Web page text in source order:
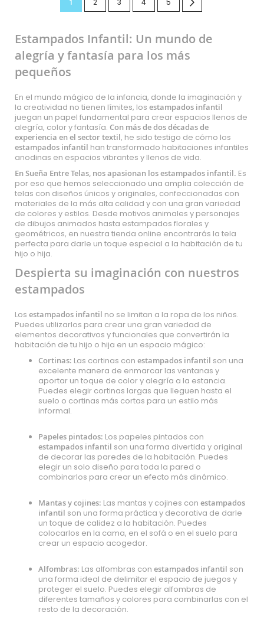
leyendo
página
1 2 3 4 5
Estampados Infantil: Un mundo de
alegría y fantasía para los más
pequeños
En el mundo mágico de la infancia, donde la imaginación y
la creatividad no tienen límites, los estampados infantil
juegan un papel fundamental para crear espacios llenos de
alegría, color y fantasía. Con más de dos décadas de
experiencia en el sector textil, he sido testigo de cómo los
estampados infantil han transformado habitaciones infantiles
anodinas en espacios vibrantes y llenos de vida.
En Sueña Entre Telas, nos apasionan los estampados infantil. Es
por eso que hemos seleccionado una amplia colección de
telas con diseños únicos y originales, confeccionadas con
materiales de la más alta calidad y con una gran variedad
de colores y estilos. Desde motivos animales y personajes
de dibujos animados hasta estampados florales y
geométricos, en nuestra tienda online encontrarás la tela
perfecta para darle un toque especial a la habitación de tu
hijo o hija.
Despierta su imaginación con nuestros
estampados
Los estampados infantil no se limitan a la ropa de los niños.
Puedes utilizarlos para crear una gran variedad de
elementos decorativos y funcionales que convertirán la
habitación de tu hijo o hija en un espacio mágico:
Cortinas: Las cortinas con estampados infantil son una
excelente manera de enmarcar las ventanas y
aportar un toque de color y alegría a la estancia.
Puedes elegir cortinas largas que lleguen hasta el
suelo o cortinas más cortas para un estilo más
informal.
Papeles pintados: Los papeles pintados con
estampados infantil son una forma divertida y original
de decorar las paredes de la habitación. Puedes
elegir un solo diseño para toda la pared o
combinarlos para crear un efecto más dinámico.
Mantas y cojines: Las mantas y cojines con estampados
infantil son una forma práctica y decorativa de darle
un toque de calidez a la habitación. Puedes
colocarlos en la cama, en el sofá o en el suelo para
crear un espacio acogedor.
Alfombras: Las alfombras con estampados infantil son
una forma ideal de delimitar el espacio de juegos y
proteger el suelo. Puedes elegir alfombras de
diferentes tamaños y colores para combinarlas con el
resto de la decoración.